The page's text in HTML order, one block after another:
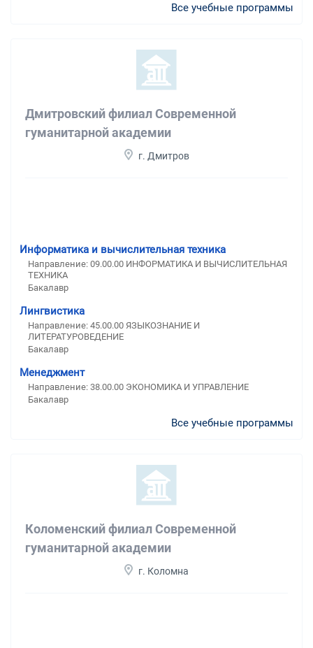
Все учебные программы
Дмитровский филиал Современной
гуманитарной академии
г. Дмитров
Информатика и вычислительная техника
Направление: 09.00.00 ИНФОРМАТИКА И ВЫЧИСЛИТЕЛЬНАЯ
ТЕХНИКА
Бакалавр
Лингвистика
Направление: 45.00.00 ЯЗЫКОЗНАНИЕ И
ЛИТЕРАТУРОВЕДЕНИЕ
Бакалавр
Менеджмент
Направление: 38.00.00 ЭКОНОМИКА И УПРАВЛЕНИЕ
Бакалавр
Все учебные программы
Коломенский филиал Современной
гуманитарной академии
г. Коломна